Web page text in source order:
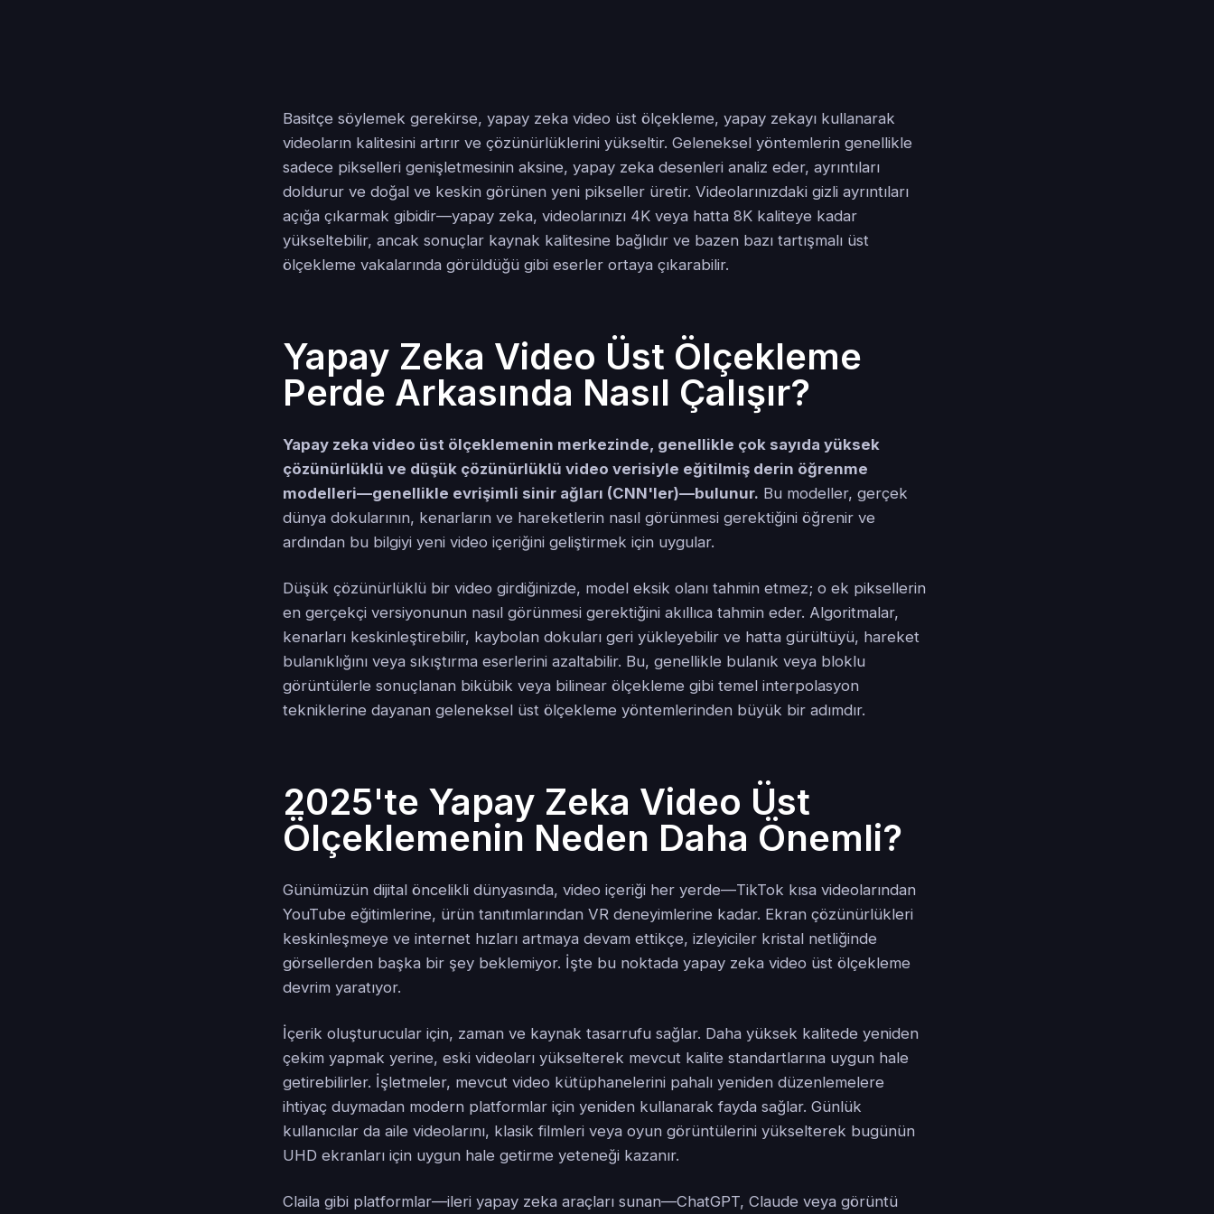
Basitçe söylemek gerekirse, yapay zeka video üst ölçekleme, yapay zekayı kullanarak
videoların kalitesini artırır ve çözünürlüklerini yükseltir. Geleneksel yöntemlerin genellikle
sadece pikselleri genişletmesinin aksine, yapay zeka desenleri analiz eder, ayrıntıları
doldurur ve doğal ve keskin görünen yeni pikseller üretir. Videolarınızdaki gizli ayrıntıları
açığa çıkarmak gibidir—yapay zeka, videolarınızı 4K veya hatta 8K kaliteye kadar
yükseltebilir, ancak sonuçlar kaynak kalitesine bağlıdır ve bazen bazı tartışmalı üst
ölçekleme vakalarında görüldüğü gibi eserler ortaya çıkarabilir.
Yapay Zeka Video Üst Ölçekleme
Perde Arkasında Nasıl Çalışır?
Yapay zeka video üst ölçeklemenin merkezinde, genellikle çok sayıda yüksek
çözünürlüklü ve düşük çözünürlüklü video verisiyle eğitilmiş derin öğrenme
modelleri—genellikle evrişimli sinir ağları (CNN'ler)—bulunur. Bu modeller, gerçek
dünya dokularının, kenarların ve hareketlerin nasıl görünmesi gerektiğini öğrenir ve
ardından bu bilgiyi yeni video içeriğini geliştirmek için uygular.
Düşük çözünürlüklü bir video girdiğinizde, model eksik olanı tahmin etmez; o ek piksellerin
en gerçekçi versiyonunun nasıl görünmesi gerektiğini akıllıca tahmin eder. Algoritmalar,
kenarları keskinleştirebilir, kaybolan dokuları geri yükleyebilir ve hatta gürültüyü, hareket
bulanıklığını veya sıkıştırma eserlerini azaltabilir. Bu, genellikle bulanık veya bloklu
görüntülerle sonuçlanan bikübik veya bilinear ölçekleme gibi temel interpolasyon
tekniklerine dayanan geleneksel üst ölçekleme yöntemlerinden büyük bir adımdır.
2025'te Yapay Zeka Video Üst
Ölçeklemenin Neden Daha Önemli?
Günümüzün dijital öncelikli dünyasında, video içeriği her yerde—TikTok kısa videolarından
YouTube eğitimlerine, ürün tanıtımlarından VR deneyimlerine kadar. Ekran çözünürlükleri
keskinleşmeye ve internet hızları artmaya devam ettikçe, izleyiciler kristal netliğinde
görsellerden başka bir şey beklemiyor. İşte bu noktada yapay zeka video üst ölçekleme
devrim yaratıyor.
İçerik oluşturucular için, zaman ve kaynak tasarrufu sağlar. Daha yüksek kalitede yeniden
çekim yapmak yerine, eski videoları yükselterek mevcut kalite standartlarına uygun hale
getirebilirler. İşletmeler, mevcut video kütüphanelerini pahalı yeniden düzenlemelere
ihtiyaç duymadan modern platformlar için yeniden kullanarak fayda sağlar. Günlük
kullanıcılar da aile videolarını, klasik filmleri veya oyun görüntülerini yükselterek bugünün
UHD ekranları için uygun hale getirme yeteneği kazanır.
Claila gibi platformlar—ileri yapay zeka araçları sunan—ChatGPT, Claude veya görüntü